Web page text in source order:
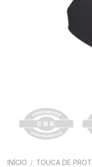
INÍCIO / TOUCA DE